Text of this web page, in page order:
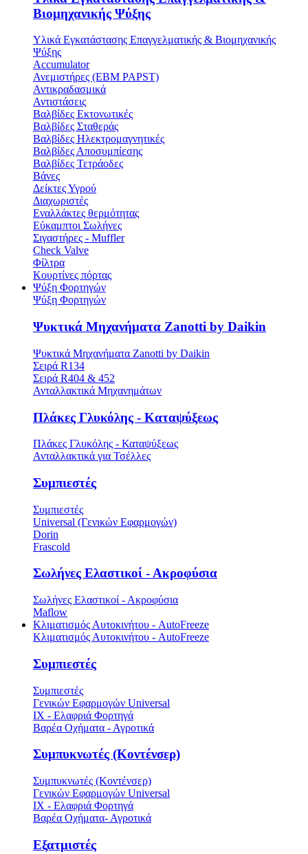
Βιομηχανικής Ψύξης
Υλικά Εγκατάστασης Επαγγελματικής & Βιομηχανικής
Ψύξης
Accumulator
Ανεμιστήρες (ΕΒΜ PAPST)
Αντικραδασμικά
Αντιστάσεις
Βαλβίδες Εκτονωτικές
Βαλβίδες Σταθεράς
Βαλβίδες Ηλεκτρομαγνητικές
Βαλβίδες Αποσυμπίεσης
Βαλβίδες Τετράοδες
Βάνες
Δείκτες Υγρού
Διαχωριστές
Εναλλάκτες θερμότητας
Εύκαμπτοι Σωλήνες
Σιγαστήρες - Muffler
Check Valve
Φίλτρα
Κουρτίνες πόρτας
Ψύξη Φορτηγών
Ψύξη Φορτηγών
Ψυκτικά Μηχανήματα Zanotti by Daikin
Ψυκτικά Μηχανήματα Zanotti by Daikin
Σειρά R134
Σειρά R404 & 452
Ανταλλακτικά Μηχανημάτων
Πλάκες Γλυκόλης - Καταψύξεως
Πλάκες Γλυκόλης - Καταψύξεως
Ανταλλακτικά για Τσέλλες
Συμπιεστές
Συμπιεστές
Universal (Γενικών Εφαρμογών)
Dorin
Frascold
Σωλήνες Ελαστικοί - Ακροφύσια
Σωλήνες Ελαστικοί - Ακροφύσια
Maflow
Κλιματισμός Αυτοκινήτου - AutoFreeze
Κλιματισμός Αυτοκινήτου - AutoFreeze
Συμπιεστές
Συμπιεστές
Γενικών Εφαρμογών Universal
ΙΧ - Ελαφριά Φορτηγά
Βαρέα Οχήματα - Αγροτικά
Συμπυκνωτές (Κοντένσερ)
Συμπυκνωτές (Κοντένσερ)
Γενικών Εφαρμογών Universal
ΙΧ - Ελαφριά Φορτηγά
Βαρέα Οχήματα- Αγροτικά
Εξατμιστές